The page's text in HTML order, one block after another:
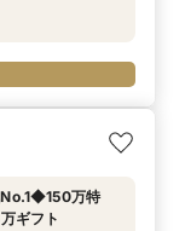
No.1◆150万特
ギフト